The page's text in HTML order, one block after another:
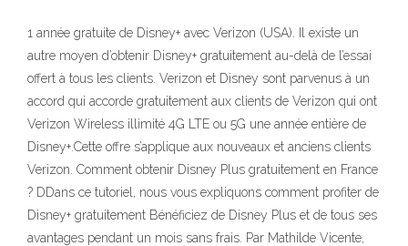
1 année gratuite de Disney+ avec Verizon (USA). Il existe un
autre moyen d’obtenir Disney+ gratuitement au-delà de l’essai
offert à tous les clients. Verizon et Disney sont parvenus à un
accord qui accorde gratuitement aux clients de Verizon qui ont
Verizon Wireless illimité 4G LTE ou 5G une année entière de
Disney+.Cette offre s’applique aux nouveaux et anciens clients
Verizon. Comment obtenir Disney Plus gratuitement en France
? DDans ce tutoriel, nous vous expliquons comment profiter de
Disney+ gratuitement Bénéficiez de Disney Plus et de tous ses
avantages pendant un mois sans frais. Par Mathilde Vicente,